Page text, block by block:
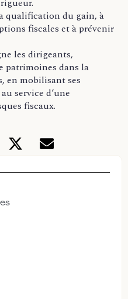
qualification du gain, à
fiscales et à prévenir
les dirigeants,
patrimoines dans la
en mobilisant ses
au service d’une
fiscaux.